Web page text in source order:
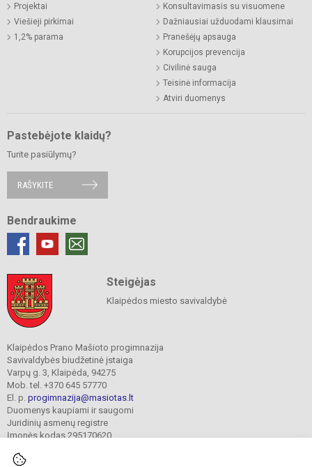
Projektai
Viešieji pirkimai
1,2% parama
Konsultavimasis su visuomene
Dažniausiai užduodami klausimai
Pranešėjų apsauga
Korupcijos prevencija
Civilinė sauga
Teisinė informacija
Atviri duomenys
Pastebėjote klaidų?
Turite pasiūlymų?
RAŠYKITE
Bendraukime
Steigėjas
Klaipėdos miesto savivaldybė
Klaipėdos Prano Mašioto progimnazija
Savivaldybės biudžetinė įstaiga
Varpų g. 3, Klaipėda, 94275
Mob. tel. +370 645 57770
El. p. progimnazija@masiotas.lt
Duomenys kaupiami ir saugomi
Juridinių asmenų registre
Įmonės kodas 295170620